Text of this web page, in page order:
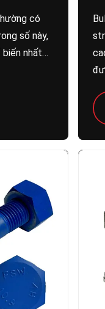
có
số này,
biến nhất…